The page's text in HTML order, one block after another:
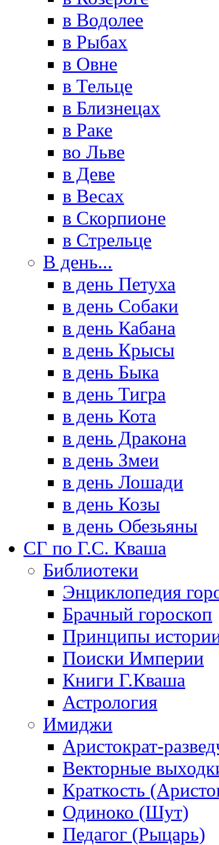
в Водолее
в Рыбах
в Овне
в Тельце
в Близнецах
в Раке
во Льве
в Деве
в Весах
в Скорпионе
в Стрельце
В день...
в день Петуха
в день Собаки
в день Кабана
в день Крысы
в день Быка
в день Тигра
в день Кота
в день Дракона
в день Змеи
в день Лошади
в день Козы
в день Обезьяны
СГ по Г.С. Кваша
Библиотеки
Энциклопедия
Брачный гороскоп
Принципы
Поиски Империи
Книги Г.Кваша
Астрология
Имиджи
Аристократ-
Векторные
Краткость
Одиноко (Шут)
Педагог (Рыцарь)